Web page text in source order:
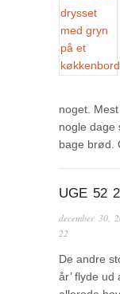
noget.
nogle dage
bage brød.
UGE 52
december 30,
22
De andre
år’ flyde